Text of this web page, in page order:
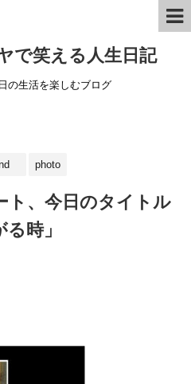
で笑える人生日記
の生活を楽しむブログ
photo
ト、今日のタイトル
時」